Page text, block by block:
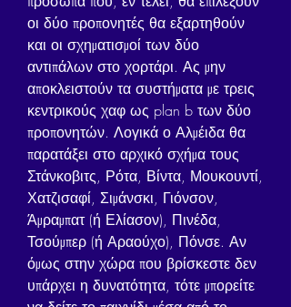
οι δύο προπονητές θα εξαρτηθούν
και οι σχηματισμοί των δύο
αντιπάλων στο χορτάρι. Ας μην
αποκλειστούν τα συστήματα με τρεις
κεντρικούς χαφ ως plan b των δύο
προπονητών. Λογικά ο Αλμέιδα θα
παρατάξει στο αρχικό σχήμα τους
Στάνκοβιτς, Ρότα, Βίντα, Μουκουντί,
Χατζισαφί, Σιμάνσκι, Γιόνσον,
Άμραμπατ (ή Ελίασον), Πινέδα,
Τσούμπερ (ή Αραούχο), Πόνσε. Αν
όμως στην χώρα που βρίσκεστε δεν
υπάρχει η δυνατότητα, τότε μπορείτε